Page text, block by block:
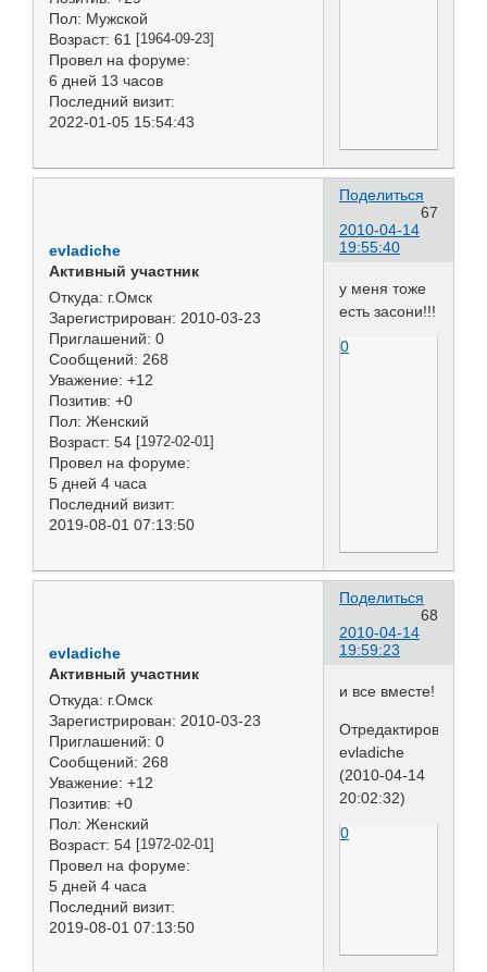
Пол: Мужской
Возраст: 61 [1964-09-23]
Провел на форуме:
6 дней 13 часов
Последний визит:
2022-01-05 15:54:43
Поделиться
67
2010-04-14
19:55:40
evladiche
Активный участник
Откуда: г.Омск
Зарегистрирован: 2010-03-23
Приглашений: 0
Сообщений: 268
Уважение: +12
Позитив: +0
Пол: Женский
Возраст: 54 [1972-02-01]
Провел на форуме:
5 дней 4 часа
Последний визит:
2019-08-01 07:13:50
у меня тоже
есть засони!!!
0
Поделиться
68
2010-04-14
19:59:23
evladiche
Активный участник
Откуда: г.Омск
Зарегистрирован: 2010-03-23
Приглашений: 0
Сообщений: 268
Уважение: +12
Позитив: +0
Пол: Женский
Возраст: 54 [1972-02-01]
Провел на форуме:
5 дней 4 часа
Последний визит:
2019-08-01 07:13:50
и все вместе!
Отредактировано
evladiche
(2010-04-14
20:02:32)
0